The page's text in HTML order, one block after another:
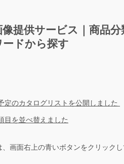
像提供サービス｜商品分
ードから探す
定のカタログリストを公開しました
目を並べ替えました
画面右上の青いボタンをクリック